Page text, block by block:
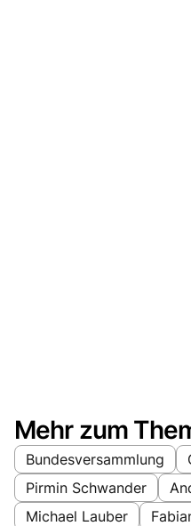
Mehr zum
Bundesversammlung
Pirmin Schwander
Michael Lauber